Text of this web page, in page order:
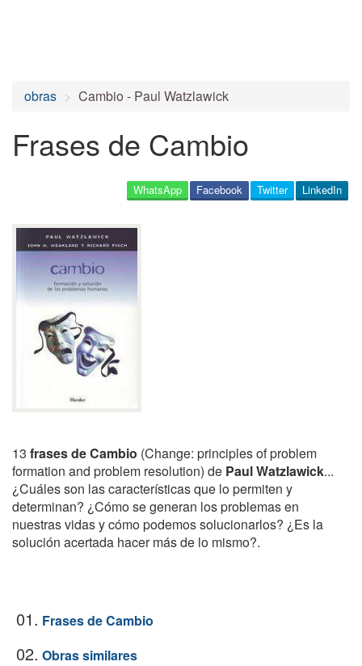
obras Cambio - Paul Watzlawick
Frases de Cambio
LinkedIn
Twitter
Facebook
WhatsApp
13 frases de Cambio (Change: principles of problem
formation and problem resolution) de Paul Watzlawick...
¿Cuáles son las características que lo permiten y
determinan? ¿Cómo se generan los problemas en
nuestras vidas y cómo podemos solucionarlos? ¿Es la
solución acertada hacer más de lo mismo?.
01. Frases de Cambio
02. Obras similares